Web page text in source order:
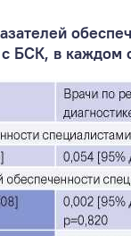
БСК, в